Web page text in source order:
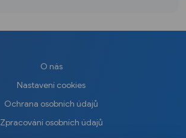
O nás
Nastavení cookies
Ochrana osobních údajů
Zpracování osobních údajů